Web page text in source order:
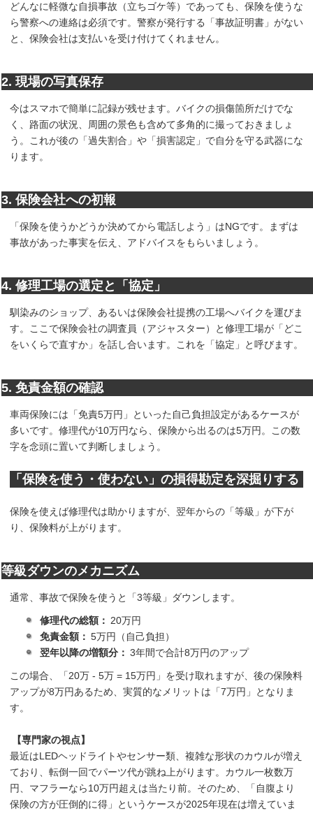
どんなに軽微な自損事故（立ちゴケ等）であっても、保険を使うな
ら警察への連絡は必須です。警察が発行する「事故証明書」がない
と、保険会社は支払いを受け付けてくれません。
2. 現場の写真保存
今はスマホで簡単に記録が残せます。バイクの損傷箇所だけでな
く、路面の状況、周囲の景色も含めて多角的に撮っておきましょ
う。これが後の「過失割合」や「損害認定」で自分を守る武器にな
ります。
3. 保険会社への初報
「保険を使うかどうか決めてから電話しよう」はNGです。まずは
事故があった事実を伝え、アドバイスをもらいましょう。
4. 修理工場の選定と「協定」
馴染みのショップ、あるいは保険会社提携の工場へバイクを運びま
す。ここで保険会社の調査員（アジャスター）と修理工場が「どこ
をいくらで直すか」を話し合います。これを「協定」と呼びます。
5. 免責金額の確認
車両保険には「免責5万円」といった自己負担設定があるケースが
多いです。修理代が10万円なら、保険から出るのは5万円。この数
字を念頭に置いて判断しましょう。
「保険を使う・使わない」の損得勘定を深掘りする
保険を使えば修理代は助かりますが、翌年からの「等級」が下が
り、保険料が上がります。
等級ダウンのメカニズム
通常、事故で保険を使うと「3等級」ダウンします。
修理代の総額： 20万円
免責金額： 5万円（自己負担）
翌年以降の増額分： 3年間で合計8万円のアップ
この場合、「20万 - 5万 = 15万円」を受け取れますが、後の保険料
アップが8万円あるため、実質的なメリットは「7万円」となりま
す。
【専門家の視点】
最近はLEDヘッドライトやセンサー類、複雑な形状のカウルが増え
ており、転倒一回でパーツ代が跳ね上がります。カウル一枚数万
円、マフラーなら10万円超えは当たり前。そのため、「自腹より
保険の方が圧倒的に得」というケースが2025年現在は増えていま